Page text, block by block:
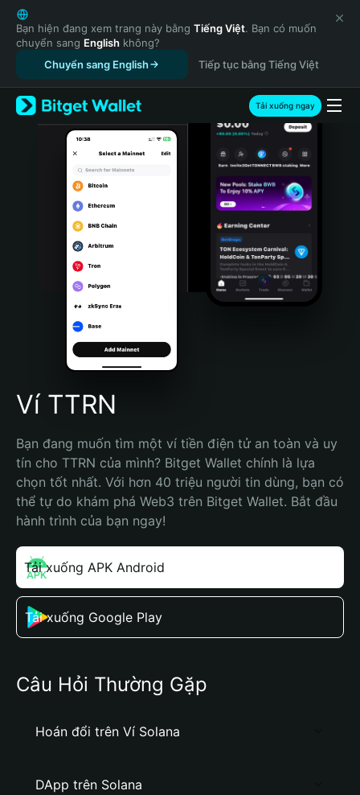
English
日本語
Tiếng Việt
Русский
Español (Latinoamérica)
Türkçe
Italiano
Português (Portugal)
Bahasa Indonesia
Português (Brasil)
Español (Argentina)
Bạn hiện đang xem trang này bằng Tiếng Việt. Bạn có muốn
chuyển sang English không?
Chuyển sang English
Tiếp tục bằng Tiếng Việt
Tải xuống ngay
Ví TTRN
Bạn đang muốn tìm một ví tiền điện tử an toàn và uy
tín cho TTRN của mình? Bitget Wallet chính là lựa
chọn tốt nhất. Với hơn 40 triệu người tin dùng, bạn có
thể tự do khám phá Web3 trên Bitget Wallet. Bắt đầu
hành trình của bạn ngay!
Tải xuống APK Android
Tải xuống Google Play
Câu Hỏi Thường Gặp
Hoán đổi trên Ví Solana
DApp trên Solana